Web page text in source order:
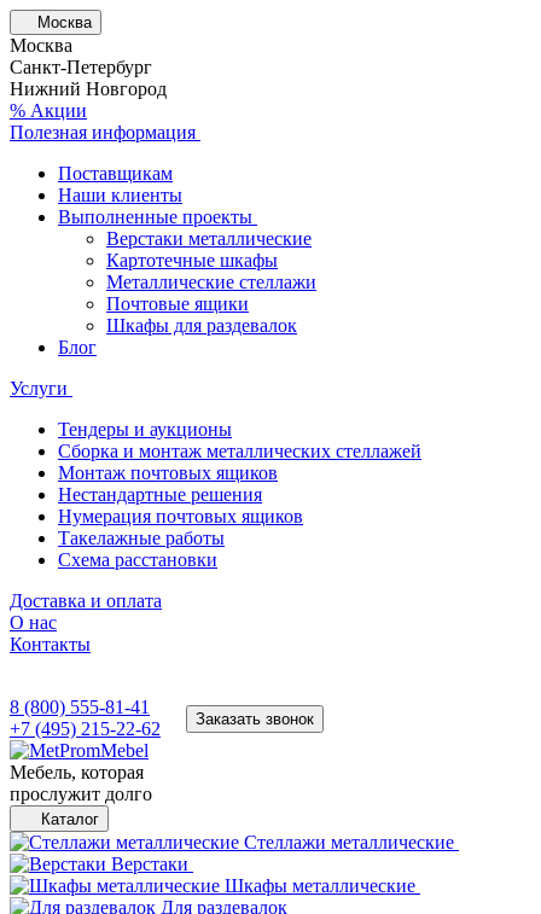
Москва
Москва
Санкт-Петербург
Нижний Новгород
% Акции
Полезная информация
Поставщикам
Наши клиенты
Выполненные проекты
Верстаки металлические
Картотечные шкафы
Металлические стеллажи
Почтовые ящики
Шкафы для раздевалок
Блог
Услуги
Тендеры и аукционы
Сборка и монтаж металлических стеллажей
Монтаж почтовых ящиков
Нестандартные решения
Нумерация почтовых ящиков
Такелажные работы
Схема расстановки
Доставка и оплата
О нас
Контакты
8 (800) 555-81-41
+7 (495) 215-22-62
Заказать звонок
Мебель, которая
прослужит долго
Каталог
Стеллажи металлические
Верстаки
Шкафы металлические
Для раздевалок